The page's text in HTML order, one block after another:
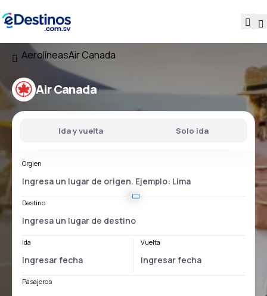
AerolíneasAir Canada
Air Canada
Ida y vuelta Solo ida
Orgien
Destino
Ida Vuelta
Pasajeros